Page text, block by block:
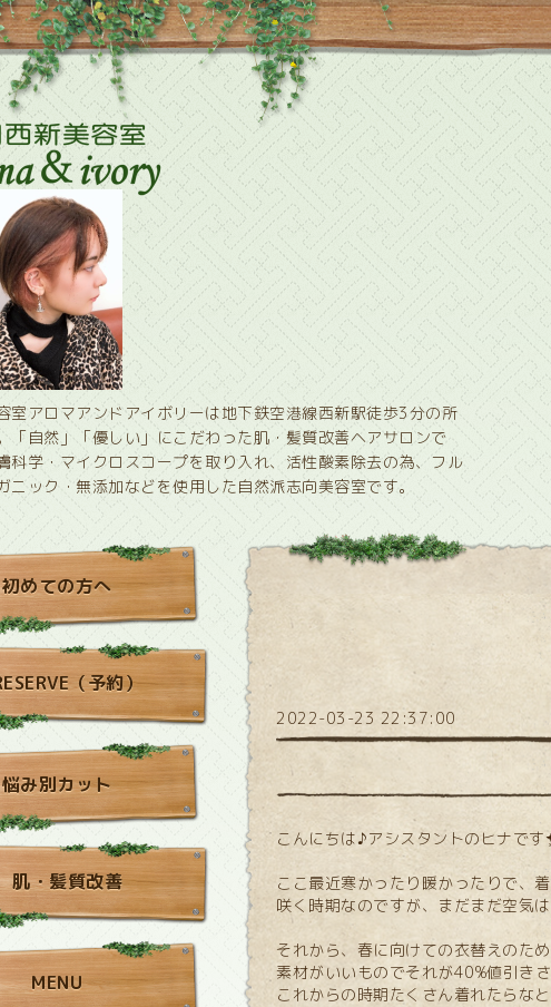
室アロマアンドアイボリーは地下鉄空港線西新駅徒歩3分の所
「自然」「優しい」にこだわった肌・髪質改善ヘアサロンで
科学・マイクロスコープを取り入れ、活性酸素除去の為、フル
ニック・無添加などを使用した自然派志向美容室です。
2022-03-23 22:37:00
こんにちは♪アシスタントのヒナです
ここ最近寒かったり暖かったりで、
咲く時期なのですが、まだまだ空気
それから、春に向けての衣替えのた
素材がいいものでそれが40%値引き
これからの時期たくさん着れたらな
初めての方へ
（予約）
悩み別カット
肌・髪質改善
MENU